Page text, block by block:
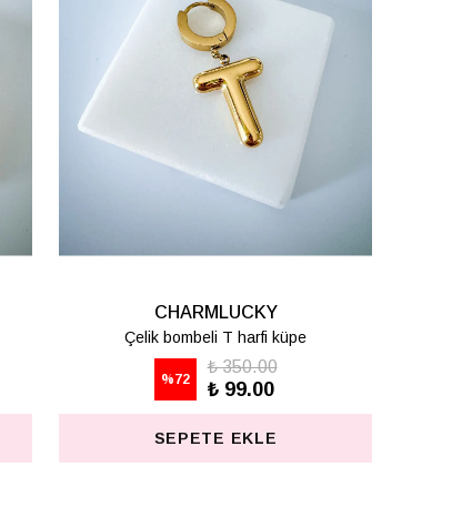
CHARMLUCKY
KIVRIK KÜPE
%80
₺ 625.00
₺ 125.00
SEPETE EKLE